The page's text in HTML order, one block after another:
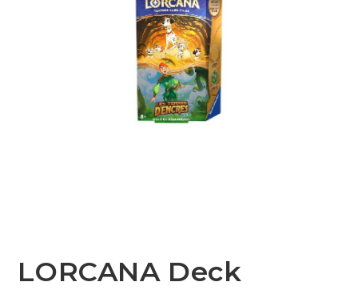
LORCANA Deck